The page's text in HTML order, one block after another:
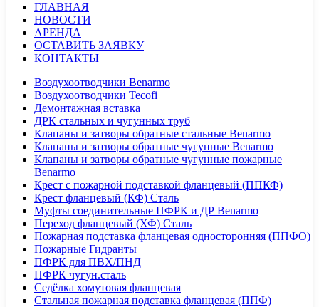
ГЛАВНАЯ
НОВОСТИ
АРЕНДА
ОСТАВИТЬ ЗАЯВКУ
КОНТАКТЫ
Воздухоотводчики Benarmo
Воздухоотводчики Tecofi
Демонтажная вставка
ДРК стальных и чугунных труб
Клапаны и затворы обратные стальные Benarmo
Клапаны и затворы обратные чугунные Benarmo
Клапаны и затворы обратные чугунные пожарные
Benarmo
Крест с пожарной подставкой фланцевый (ППКФ)
Крест фланцевый (КФ) Сталь
Муфты соединительные ПФРК и ДР Benarmo
Переход фланцевый (ХФ) Сталь
Пожарная подставка фланцевая односторонняя (ППФО)
Пожарные Гидранты
ПФРК для ПВХ/ПНД
ПФРК чугун.сталь
Седёлка хомутовая фланцевая
Стальная пожарная подставка фланцевая (ППФ)